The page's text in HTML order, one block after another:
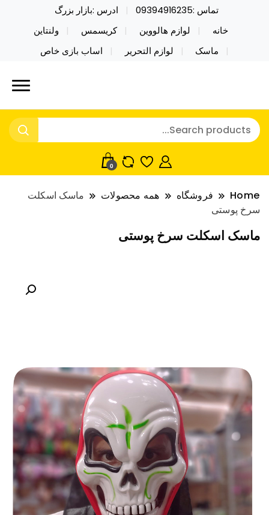
تماس :09394916235
ادرس :بازار بزرگ
خانه
لوازم هالووین کریسمس
ولنتاین
ماسک
لوازم التحریر اساب بازی خاص
نایکر توی فروش عمده لوازم هالووین
ولن تاین کادویی کریسمس اکسسوری
خرید محصولات خاص فیجت اسباب بازی تراول ماگ نایکر
توی فروش عمده لوازم هالووین ولن تاین کادویی
کریسمس اکسسوری ماسک در واردات مستقیم
0
Home فروشگاه همه محصولات
ماسک اسکلت
سرخ پوستی
ماسک اسکلت سرخ پوستی